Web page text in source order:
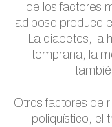
de los factores
adiposo produce
La diabetes, la
temprana, la
Otros factores de
poliquístico, el